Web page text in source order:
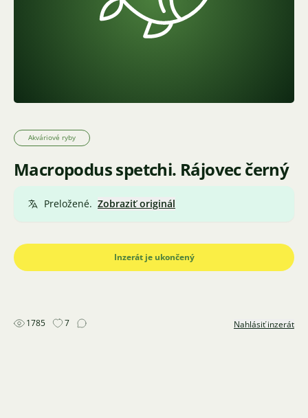
Akváriové ryby
Macropodus spetchi. Rájovec černý
Preložené. Zobraziť originál
Inzerát je ukončený
1785 7 Nahlásiť inzerát